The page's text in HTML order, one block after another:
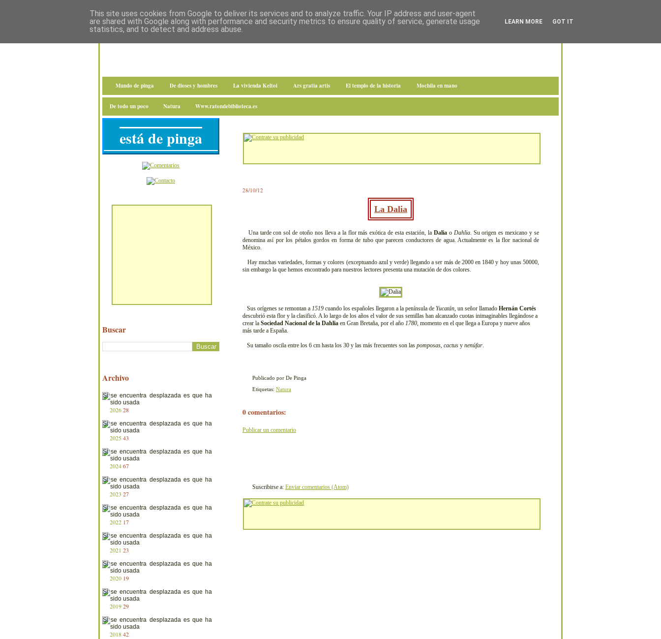
Mundo de pinga De dioses y hombres La vivienda Keltoi Ars gratia artis El templo de la historia Mochila en mano
De todo un poco Natura Www.ratondebiblioteca.es
28/10/12
La Dalia
Una tarde con sol de otoño nos lleva a la flor más exótica de esta estación, la Daliao Dahlia. Su origen es mexicano y se
denomina así por los pétalos gordos en forma de tubo que parecen conductores de agua. Actualmente es la flor nacional de
México.
Hay muchas variedades, formas y colores (exceptuando azul y verde) llegando a ser más de 2000 en 1840 y hoy unas 50000,
sin embargo la que hemos encontrado para nuestros lectores presenta una mutación de dos colores.
Sus orígenes se remontan a 1519 cuando los españoles llegaron a la península de Yucatán, un señor llamado Hernán Cortés
descubrió esta flor y la clasificó. A lo largo de los años el valor de sus semillas han alcanzado cuotas inimaginables llegándose a
crear la Sociedad Nacional de la Dahlia en Gran Bretaña, por el año 1780, momento en el que llega a Europa y nueve años
más tarde a España.
Su tamaño oscila entre los 6 cm hasta los 30 y las más frecuentes son las pomposas, cactus y nenúfar.
Publicado por De Pinga
Etiquetas: Natura
0 comentarios:
Publicar un comentario
Suscribirse a: Enviar comentarios (Atom)
está de pinga
Buscar
Archivo
202628
202543
202467
2023 27
2022 17
2021 23
2020 19
201929
201842
This site uses cookies from Google to deliver its services and to analyze traffic. Your IP address and user-agent
are shared with Google along with performance and security metrics to ensure quality of service, generate usage
statistics, and to detect and address abuse.
LEARN MORE GOT IT